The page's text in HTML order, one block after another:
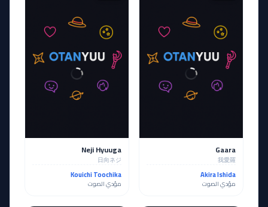
Gaara
我愛羅
Akira Ishida
مؤدي الصوت
Neji Hyuuga
日向ネジ
Kouichi Toochika
مؤدي الصوت